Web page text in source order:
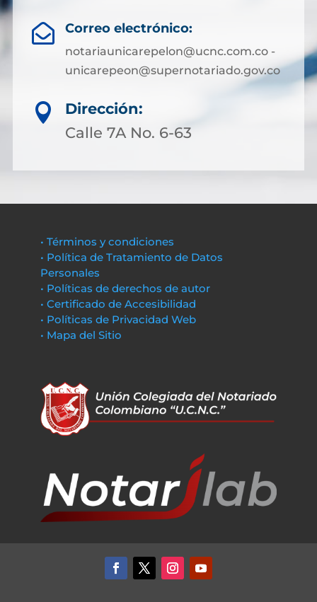
 Correo electrónico:
notariaunicarepelon@ucnc.com.co -
unicarepeon@supernotariado.gov.co

Dirección:
Calle 7A No. 6-63
• Términos y condiciones
• Política de Tratamiento de Datos
Personales
• Políticas de derechos de autor
• Certificado de Accesibilidad
• Políticas de Privacidad Web
• Mapa del Sitio